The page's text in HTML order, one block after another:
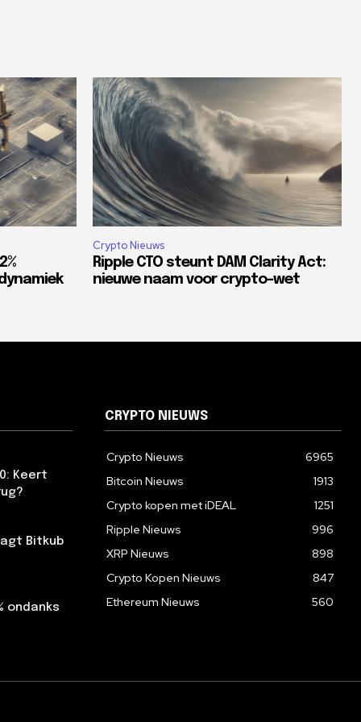
Crypto Nieuws
Ripple CTO steunt DAM Clarity Act:
nieuwe naam voor crypto-wet
Keert
Bitkub
ondanks
CRYPTO NIEUWS
Crypto Nieuws
6965
Bitcoin Nieuws
1913
Crypto kopen met iDEAL
1251
Ripple Nieuws
996
XRP Nieuws
898
Crypto Kopen Nieuws
847
Ethereum Nieuws
560